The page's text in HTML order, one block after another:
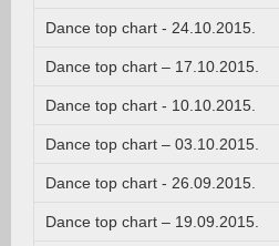
Dance top chart - 24.10.2015.
Dance top chart – 17.10.2015.
Dance top chart - 10.10.2015.
Dance top chart – 03.10.2015.
Dance top chart - 26.09.2015.
Dance top chart – 19.09.2015.